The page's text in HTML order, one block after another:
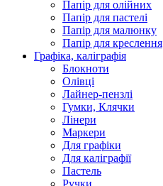
Папір для олійних
Папір для пастелі
Папір для малюнку
Папір для креслення
Графіка, каліграфія
Блокноти
Олівці
Лайнер-пензлі
Гумки, Клячки
Лінери
Маркери
Для графіки
Для каліграфії
Пастель
Ручки